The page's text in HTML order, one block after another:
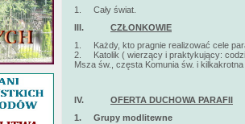
1. Cały świat.
III. CZŁONKOWIE
1. Każdy, kto pragnie realizować cele
2. Katolik ( wierzący i praktykujący:
Msza św., częsta Komunia św. i
IV. OFERTA DUCHOWA PARAFII
1. Grupy modlitewne